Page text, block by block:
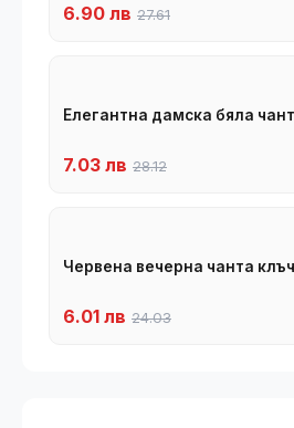
6.90 лв 27.61
Елегантна дамска бяла
7.03 лв 28.12
Червена вечерна чанта
6.01 лв 24.03